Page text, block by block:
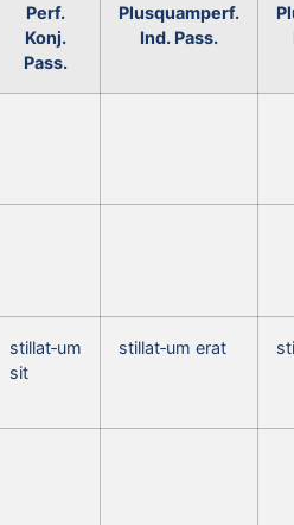
Perf.
Konj.
Pass.
Plusquamperf.
Ind. Pass.
stillat‑um
sit
stillat‑um erat